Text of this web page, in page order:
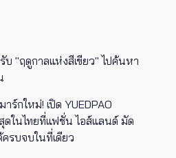
"ฤดูกาลแห่งสีเขียว" ไปค้นหา
ร์กใหม่! เปิด YUEDPAO
ในไทยที่แฟชั่น ไอส์แลนด์ มัด
รบจบในที่เดียว